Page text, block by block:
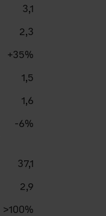
3,1
2,3
+35%
1,5
1,6
-6%
37,1
2,9
>100%